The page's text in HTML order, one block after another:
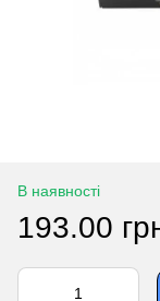
В наявності
193.00